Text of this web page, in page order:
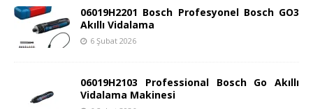
06019H2201 Bosch Profesyonel Bosch GO3
Akıllı Vidalama
6 Şubat 2026
06019H2103 Professional Bosch Go Akıllı
Vidalama Makinesi